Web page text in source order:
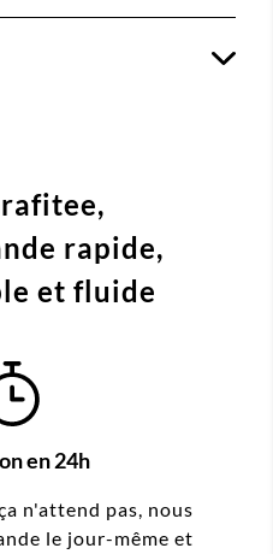
rapide,
et fluide
en 24h
n'attend pas, nous
le jour-même et